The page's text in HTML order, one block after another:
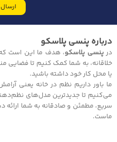
ارسال
درباره پنسی پلاسکو
درپنسی پلاسکو، هدف ما این است که
خلاقانه، به شما کمک کنیم تا فضایی
یا محل کار خود داشته باشید.
ما باور داریم نظم در خانه یعنی
می‌کنیم تا جدیدترین مدل‌های
سریع، مطمئن و صادقانه به شما ارائه
ماست.